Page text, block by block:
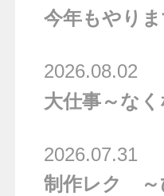
今年もやり
大仕事～な
2026.08.02
制作レク ～
2026.07.31